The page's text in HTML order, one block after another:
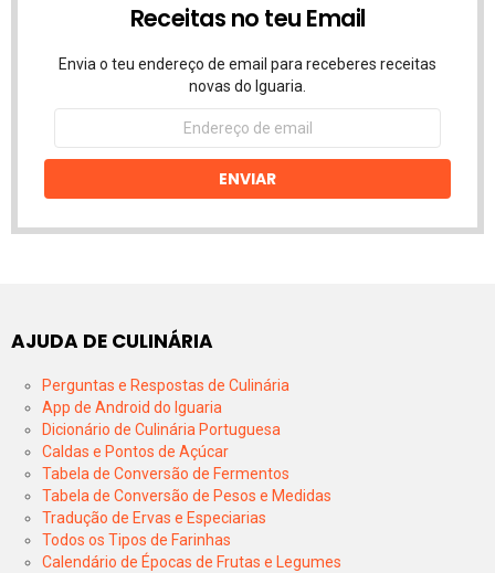
Receitas no teu Email
Envia o teu endereço de email para receberes receitas
novas do Iguaria.
Endereço
email
ENVIAR
AJUDA DE CULINÁRIA
Perguntas e Respostas de Culinária
App de Android do Iguaria
Dicionário de Culinária Portuguesa
Caldas e Pontos de Açúcar
Tabela de Conversão de Fermentos
Tabela de Conversão de Pesos e Medidas
Tradução de Ervas e Especiarias
Todos os Tipos de Farinhas
Calendário de Épocas de Frutas e Legumes